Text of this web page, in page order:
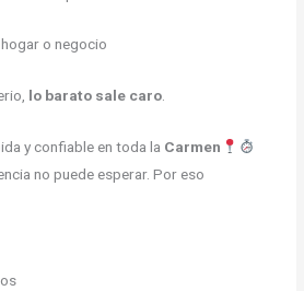
o negocio
lo barato sale caro.
y confiable en toda la Carmen
no puede esperar. Por eso